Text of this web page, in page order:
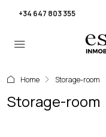
+34 647 803 355
Home Storage-room
Storage-room